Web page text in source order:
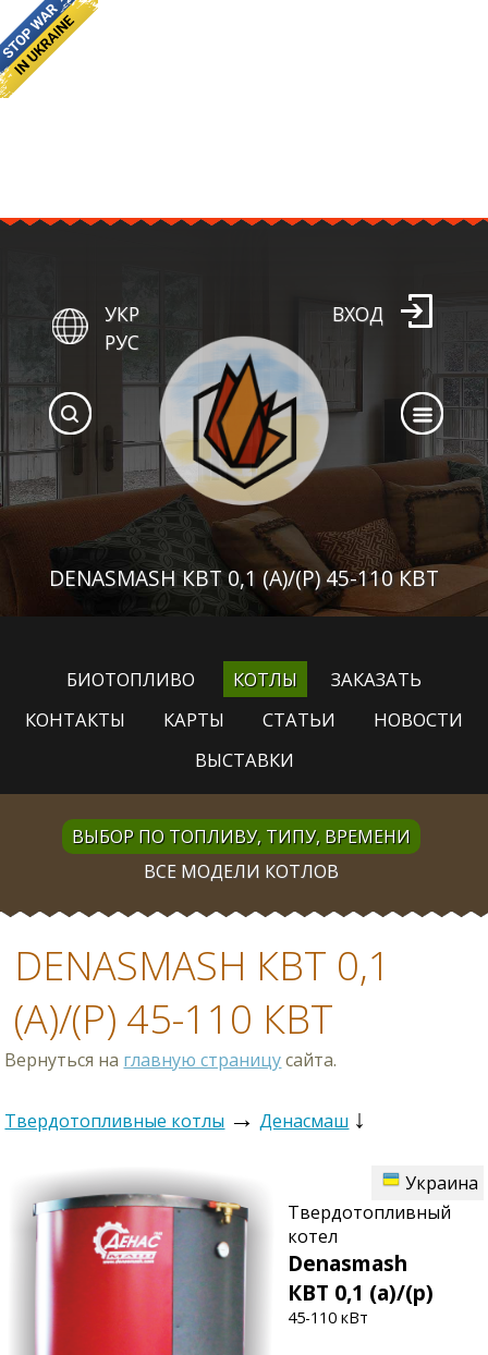
DENASMASH КВТ 0,1 (А)/(Р) 45-110 КВТ
УКР
РУС
ВХОД
БИОТОПЛИВО КОТЛЫ
ЗАКАЗАТЬ
КОНТАКТЫ
КАРТЫ СТАТЬИ
НОВОСТИ
ВЫСТАВКИ
ВЫБОР ПО ТОПЛИВУ, ТИПУ, ВРЕМЕНИ
ВСЕ МОДЕЛИ КОТЛОВ
DENASMASH КВТ 0,1
(А)/(Р) 45-110 КВТ
Вернуться на главную страницусайта.
Твердотопливные котлы → Денасмаш ↓
Украина
Твердотопливный
котел
Denasmash
КВТ 0,1 (а)/(р)
45-110 кВт